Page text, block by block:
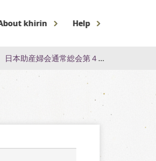
khirin Help
産婦会通常総会第４９回助産婦学会